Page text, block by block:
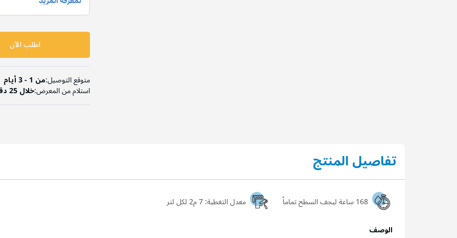
اطلب الآن
متوقع التوصيل:من 1 - 3 أيام
استلام من المعرض:خلال 25 دقيقة
تفاصيل المنتج
168 ساعة ليجف السطح تماماً معدل التغطية:
الوصف